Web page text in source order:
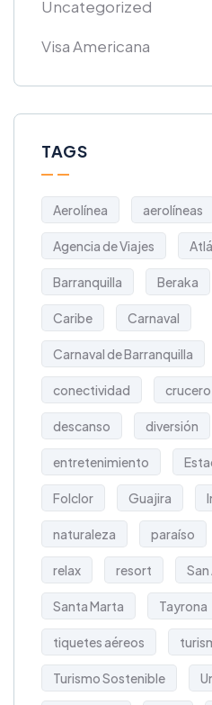
Uncategorized
Visa Americana
TAGS
Aerolínea aerolíneas
Agencia de Viajes
Barranquilla Beraka
Caribe Carnaval
Carnaval de Barranquilla
conectividad crucero
descanso diversión
entretenimiento
Folclor Guajira
naturaleza paraíso
relax resort San
Santa Marta Tayrona
tiquetes aéreos
Turismo Sostenible